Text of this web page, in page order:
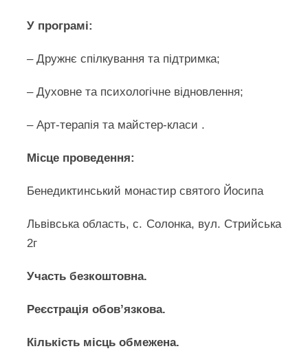
У програмі:
– Дружнє спілкування та підтримка;
– Духовне та психологічне відновлення;
– Арт-терапія та майстер-класи .
Місце проведення:
Бенедиктинський монастир святого Йосипа
Львівська область, с. Солонка, вул. Стрийська
2г
Участь безкоштовна.
Реєстрація обов’язкова.
Кількість місць обмежена.